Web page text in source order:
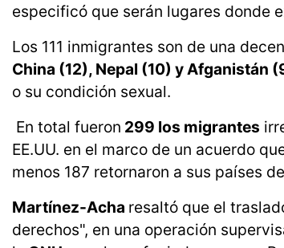
especificó que serán lugares donde
Los 111 inmigrantes son de una
China (12), Nepal (10) y Afganistán
o su condición sexual.
En total fueron 299 los migrantes
EE.UU. en el marco de un acuerdo
menos 187 retornaron a sus países
Martínez-Acha resaltó que el
derechos", en una operación